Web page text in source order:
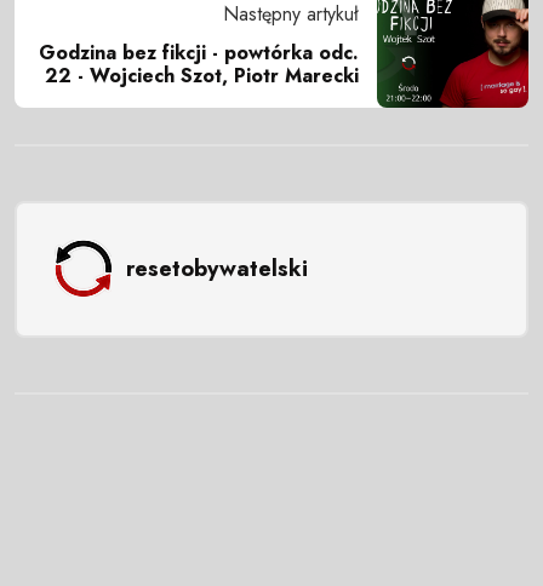
Następny artykuł
Godzina bez fikcji - powtórka odc.
22 - Wojciech Szot, Piotr Marecki
resetobywatelski